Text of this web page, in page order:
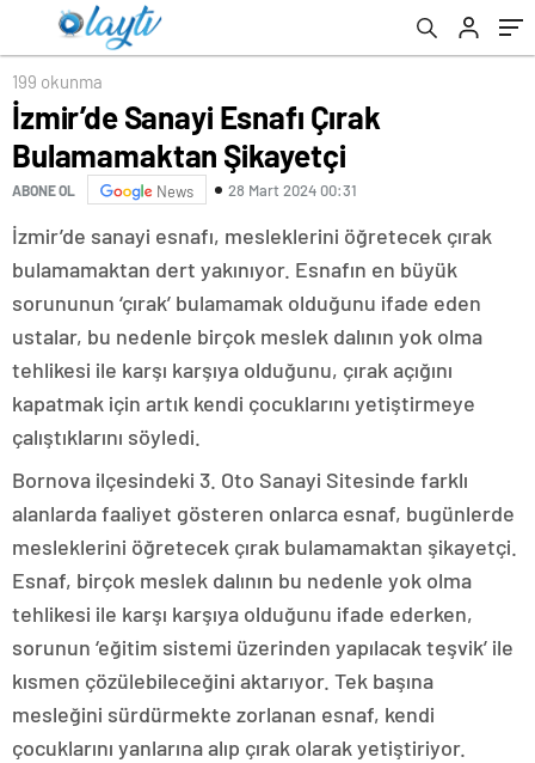
199 okunma
İzmir’de Sanayi Esnafı Çırak
Bulamamaktan Şikayetçi
ABONE OL News 28 Mart 2024 00:31
İzmir’de sanayi esnafı, mesleklerini öğretecek çırak
bulamamaktan dert yakınıyor. Esnafın en büyük
sorununun ‘çırak’ bulamamak olduğunu ifade eden
ustalar, bu nedenle birçok meslek dalının yok olma
tehlikesi ile karşı karşıya olduğunu, çırak açığını
kapatmak için artık kendi çocuklarını yetiştirmeye
çalıştıklarını söyledi.
Bornova ilçesindeki 3. Oto Sanayi Sitesinde farklı
alanlarda faaliyet gösteren onlarca esnaf, bugünlerde
mesleklerini öğretecek çırak bulamamaktan şikayetçi.
Esnaf, birçok meslek dalının bu nedenle yok olma
tehlikesi ile karşı karşıya olduğunu ifade ederken,
sorunun ‘eğitim sistemi üzerinden yapılacak teşvik’ ile
kısmen çözülebileceğini aktarıyor. Tek başına
mesleğini sürdürmekte zorlanan esnaf, kendi
çocuklarını yanlarına alıp çırak olarak yetiştiriyor.